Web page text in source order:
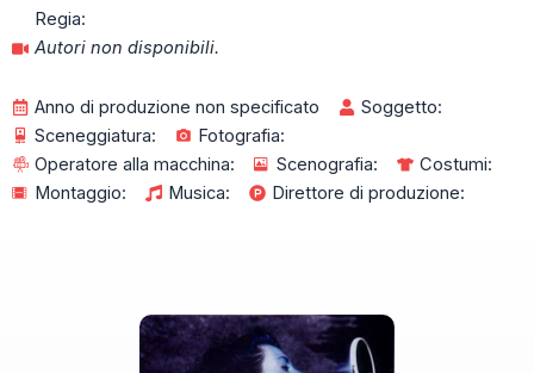
Regia:
Autori non disponibili.
Anno di produzione non specificato
Soggetto:
Sceneggiatura:
Fotografia:
Operatore alla macchina:
Scenografia:
Costumi:
Montaggio:
Musica: Direttore di produzione: